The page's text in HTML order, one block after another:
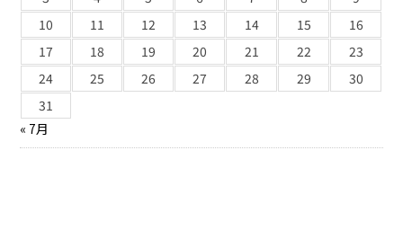
10
11 12 13 14 15
16
17
18 19 20 21 22
23
24
25 26 27 28 29
30
31
« 7月